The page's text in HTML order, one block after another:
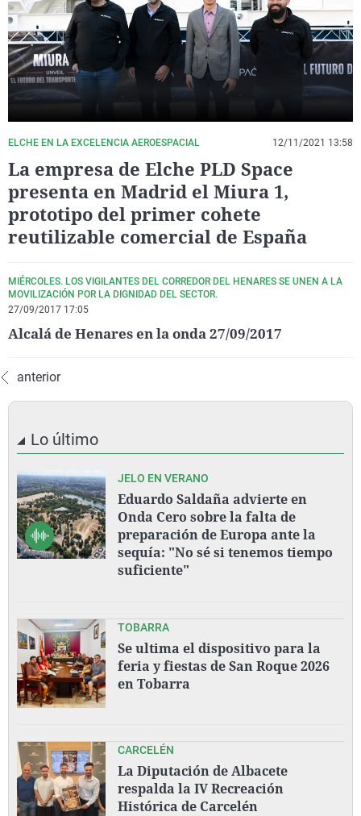
La rosa de los vientos
Gente viajera
Como el perro y el
Caso
Retornados
Equipo de
Operación Viuda
Extremadura
Galicia
La Rioja
País Vasco
Virales
Televisión
Elecciones
ELCHE EN LA EXCELENCIA AEROESPACIAL 12/11/2021 13:58
La empresa de Elche PLD Space
presenta en Madrid el Miura 1,
prototipo del primer cohete
reutilizable comercial de España
MIÉRCOLES. LOS VIGILANTES DEL CORREDOR DEL HENARES SE UNEN A LA
MOVILIZACIÓN POR LA DIGNIDAD DEL SECTOR.
27/09/2017 17:05
Alcalá de Henares en la onda 27/09/2017
anterior
Lo último
JELO EN VERANO
Eduardo Saldaña advierte en
Onda Cero sobre la falta de
preparación de Europa ante la
sequía: "No sé si tenemos tiempo
suficiente"
TOBARRA
Se ultima el dispositivo para la
feria y fiestas de San Roque 2026
en Tobarra
CARCELÉN
La Diputación de Albacete
respalda la IV Recreación
Histórica de Carcelén